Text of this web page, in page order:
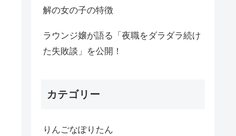
解の女の子の特徴
ラウンジ嬢が語る「夜職をダラダラ続け
た失敗談」を公開！
カテゴリー
りんごなぽりたん